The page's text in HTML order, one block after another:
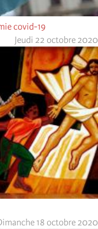
covid-19
Jeudi 22 octobre 2020
18 octobre 2020